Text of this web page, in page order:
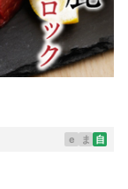
e ま 自